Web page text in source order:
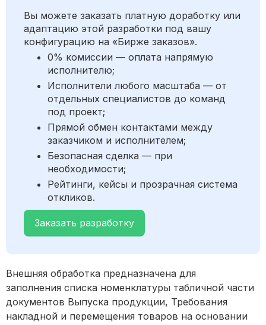
Вы можете заказать платную доработку или
адаптацию этой разработки под вашу
конфигурацию на «Бирже заказов».
0% комиссии — оплата напрямую
исполнителю;
Исполнители любого масштаба — от
отдельных специалистов до команд
под проект;
Прямой обмен контактами между
заказчиком и исполнителем;
Безопасная сделка — при
необходимости;
Рейтинги, кейсы и прозрачная система
откликов.
Заказать разработку
Внешняя обработка предназначена для
заполнения списка номенклатуры табличной части
документов Выпуска продукции, Требования
накладной и перемещения товаров на основании